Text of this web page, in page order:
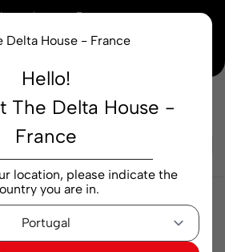
Delta House - France
Hello!
The Delta House -
France
location, please indicate the
you are in.
achetez en France
encore ses derniers détails. Merci de votre